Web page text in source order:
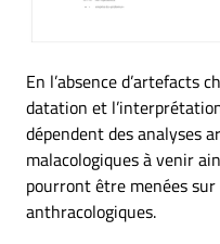
En l’absence d’artefacts
datation et
dépendent des analyses
malacologiques à venir
pourront être menées
anthracologiques.